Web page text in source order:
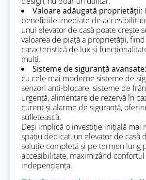
Valoare adăugată proprietății:
beneficiile imediate de
unui elevator de casă poate crește
valoarea de piață a proprietății,
caracteristică de lux și
mulți.
Sisteme de siguranță avansate:
cu cele mai moderne sisteme de
senzori anti-blocare, sisteme de
urgență, alimentare de rezervă în
curent și alarme de siguranță,
sufletească.
Deși implică o investiție inițială mai
spațiu dedicat, un elevator de casă
soluție completă și pe termen lung
accesibilitate, maximizând confortul
independența.